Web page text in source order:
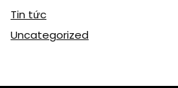
Tin tức
Uncategorized